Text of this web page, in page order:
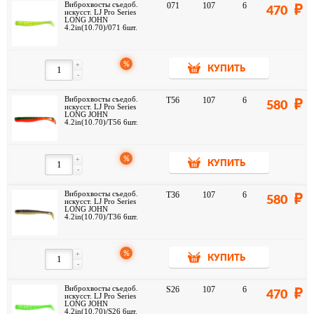
Виброхвосты съедоб.
искусст. LJ Pro Series
LONG JOHN
4.2in(10.70)/071 6шт.
071 107 6 470
-
+ %
КУПИТЬ
Виброхвосты съедоб.
искусст. LJ Pro Series
LONG JOHN
4.2in(10.70)/T56 6шт.
T56 107 6 580
-
+ %
КУПИТЬ
Виброхвосты съедоб.
искусст. LJ Pro Series
LONG JOHN
4.2in(10.70)/T36 6шт.
T36 107 6 580
-
+ %
КУПИТЬ
Виброхвосты съедоб.
искусст. LJ Pro Series
LONG JOHN
4.2in(10.70)/S26 6шт.
S26 107 6 470